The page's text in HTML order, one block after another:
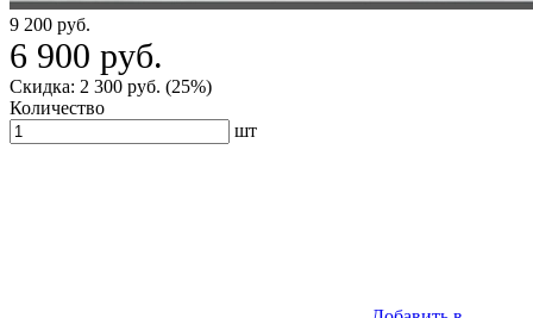
9 200 руб.
6 900 руб.
Скидка: 2 300 руб. (25%)
Количество
шт